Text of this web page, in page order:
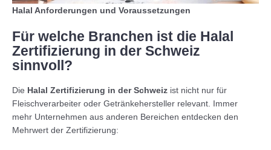
Halal Anforderungen und Voraussetzungen
Für welche Branchen ist die Halal
Zertifizierung in der Schweiz
sinnvoll?
Die Halal Zertifizierung in der Schweiz ist nicht nur für
Fleischverarbeiter oder Getränkehersteller relevant. Immer
mehr Unternehmen aus anderen Bereichen entdecken den
Mehrwert der Zertifizierung: